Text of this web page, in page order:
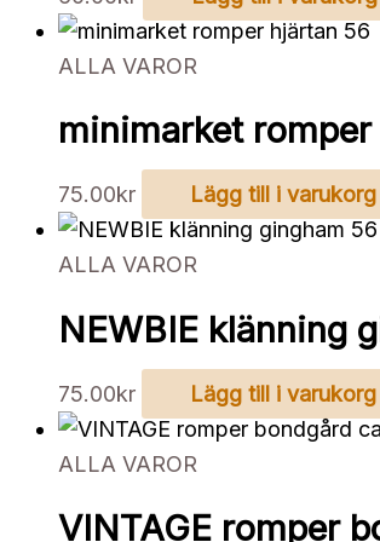
ALLA VAROR
minimarket
75.00kr Lägg till i varukorg
ALLA VAROR
NEWBIE klänning
75.00kr Lägg till i varukorg
ALLA VAROR
VINTAGE romper